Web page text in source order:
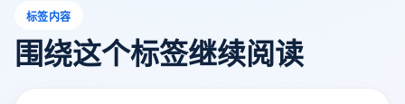
标签内容
围绕这个标签继续阅读